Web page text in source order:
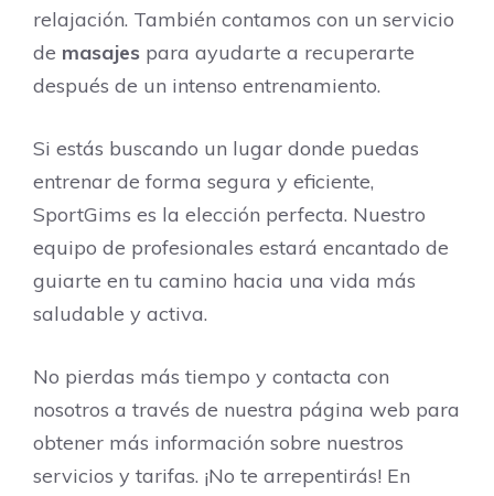
relajación. También contamos con un servicio
de masajes para ayudarte a recuperarte
después de un intenso entrenamiento.
Si estás buscando un lugar donde puedas
entrenar de forma segura y eficiente,
SportGims es la elección perfecta. Nuestro
equipo de profesionales estará encantado de
guiarte en tu camino hacia una vida más
saludable y activa.
No pierdas más tiempo y contacta con
nosotros a través de nuestra página web para
obtener más información sobre nuestros
servicios y tarifas. ¡No te arrepentirás! En